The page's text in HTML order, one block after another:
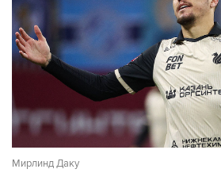
Мирлинд Даку